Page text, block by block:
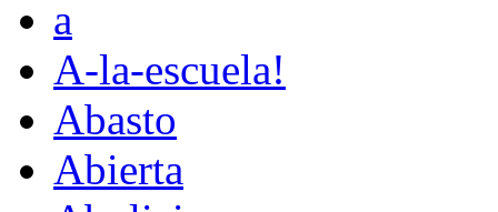
a
A-la-escuela!
Abasto
Abierta